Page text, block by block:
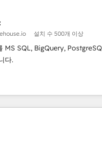
설치 수 500개 이상
MS SQL, BigQuery,
다.